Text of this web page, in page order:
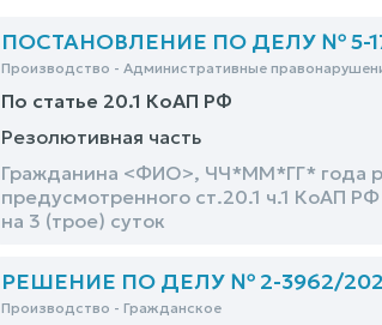
ПОСТАНОВЛЕНИЕ ПО ДЕЛУ № 5-
Производство - Административные
По статье 20.1 КоАП РФ
Резолютивная часть
Гражданина <ФИО>, ЧЧ*ММ*ГГ* года
предусмотренного ст.20.1 ч.1 КоАП
на 3 (трое) суток
РЕШЕНИЕ ПО ДЕЛУ № 2-3962/
Производство - Гражданское